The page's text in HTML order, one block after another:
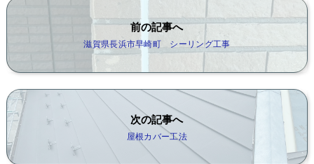
前の記事へ
滋賀県長浜市早崎町 シーリング工事
次の記事へ
屋根カバー工法